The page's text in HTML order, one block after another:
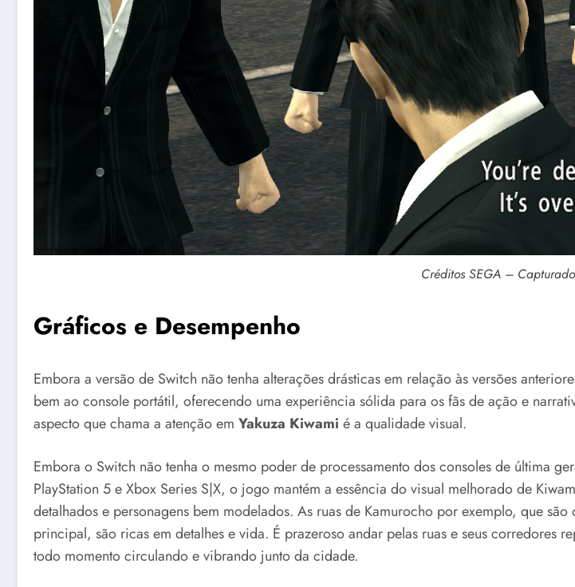
Créditos SEGA –
Gráficos e Desempenho
Embora a versão de Switch não tenha alterações drásticas em relação às versões
bem ao console portátil, oferecendo uma experiência sólida para os fãs de ação e
aspecto que chama a atenção em Yakuza Kiwami é a qualidade visual.
Embora o Switch não tenha o mesmo poder de processamento dos consoles de última
PlayStation 5 e Xbox Series S|X, o jogo mantém a essência do visual melhorado de
detalhados e personagens bem modelados. As ruas de Kamurocho por exemplo, que são
principal, são ricas em detalhes e vida. É prazeroso andar pelas ruas e seus corredores
todo momento circulando e vibrando junto da cidade.